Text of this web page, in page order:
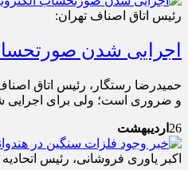
رئیس اتاق اصناف تهران:
اجرایی شدن
و ضروری است؛ ولی برای اجرایی
26 اردیبهشت
اکبر یاوری فروشانی، رئیس